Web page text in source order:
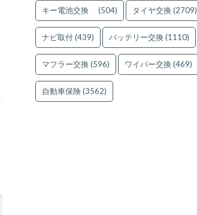
キー電池交換 (504) タイヤ交換(2709)
ナビ取付(439) バッテリー交換(1110)
マフラー交換(596) ワイパー交換(469)
自動車保険(3562)